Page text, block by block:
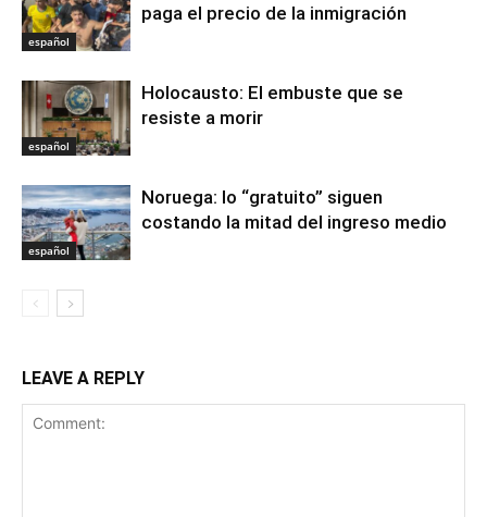
español
paga el precio de la inmigración
español
Holocausto: El embuste que se
resiste a morir
español
Noruega: lo “gratuito” siguen
costando la mitad del ingreso medio
LEAVE A REPLY